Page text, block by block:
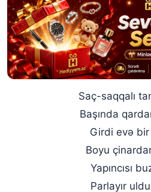
Saç-saqqalı
Başında
Girdi evə
Boyu
Yapıncısı
Parlayır